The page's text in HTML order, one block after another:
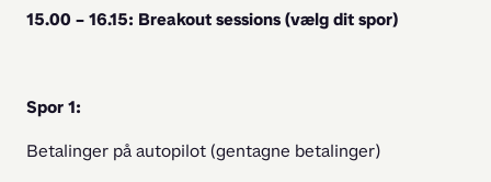
15.00 – 16.15: Breakout sessions (vælg dit spor)
Spor 1:
Betalinger på autopilot (gentagne betalinger)